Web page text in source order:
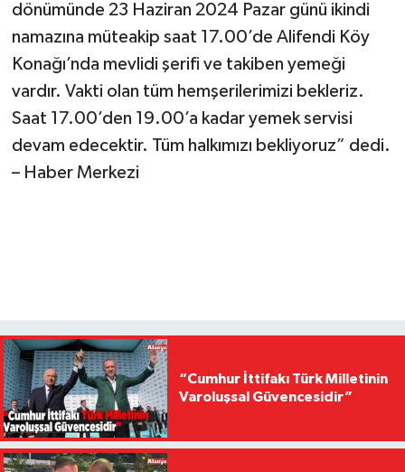
dönümünde 23 Haziran 2024 Pazar günü ikindi
namazına müteakip saat 17.00’de Alifendi Köy
Konağı’nda mevlidi şerifi ve takiben yemeği
vardır. Vakti olan tüm hemşerilerimizi bekleriz.
Saat 17.00’den 19.00’a kadar yemek servisi
devam edecektir. Tüm halkımızı bekliyoruz” dedi.
– Haber Merkezi
“Cumhur İttifakı Türk Milletinin
Varoluşsal Güvencesidir”